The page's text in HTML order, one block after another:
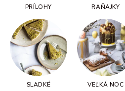
PRÍLOHY RAŇAJKY
SLADKÉ VEĽKÁ NOC